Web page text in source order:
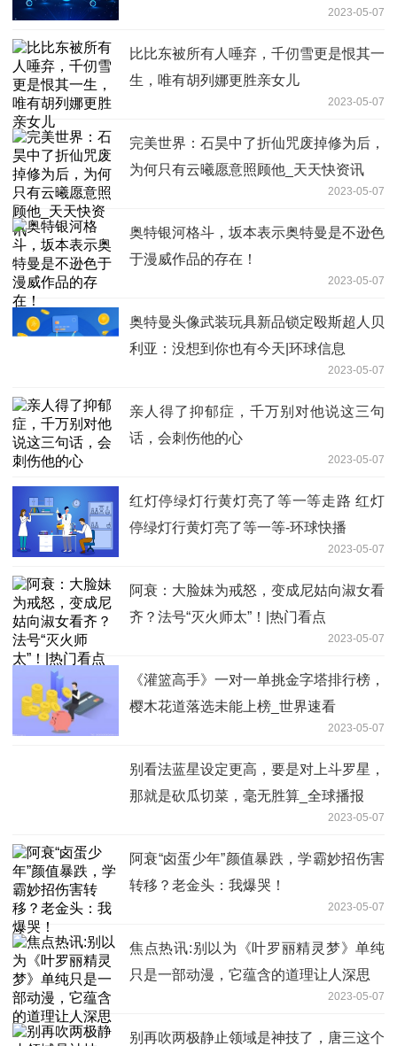
2023-05-07
比比东被所有人唾弃，千仞雪更是恨其一
生，唯有胡列娜更胜亲女儿
2023-05-07
完美世界：​石昊中了折仙咒废掉修为后，
为何只有云曦愿意照顾他_天天快资讯
2023-05-07
奥特银河格斗，坂本表示奥特曼是不逊色
于漫威作品的存在！
2023-05-07
奥特曼头像武装玩具新品锁定殴斯超人贝
利亚：没想到你也有今天|环球信息
2023-05-07
亲人得了抑郁症，千万别对他说这三句
话，会刺伤他的心
2023-05-07
红灯停绿灯行黄灯亮了等一等走路 红灯
停绿灯行黄灯亮了等一等-环球快播
2023-05-07
阿衰：大脸妹为戒怒，变成尼姑向淑女看
齐？法号“灭火师太”！|热门看点
2023-05-07
《灌篮高手》一对一单挑金字塔排行榜，
樱木花道落选未能上榜_世界速看
2023-05-07
别看法蓝星设定更高，要是对上斗罗星，
那就是砍瓜切菜，毫无胜算_全球播报
2023-05-07
阿衰“卤蛋少年”颜值暴跌，学霸妙招伤害
转移？老金头：我爆哭！
2023-05-07
焦点热讯:别以为《叶罗丽精灵梦》单纯
只是一部动漫，它蕴含的道理让人深思
2023-05-07
别再吹两极静止领域是神技了，唐三这个